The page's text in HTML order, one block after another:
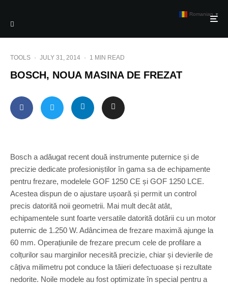
TOOLS · JULY 31, 2014 · 1 MIN READ
BOSCH, NOUA MASINA DE FREZAT
Bosch a adăugat recent două instrumente puternice și de
precizie dedicate profesioniștilor în gama sa de echipamente
pentru frezare, modelele GOF 1250 CE și GOF 1250 LCE.
Acestea dispun de o ajustare ușoară și permit un control
precis datorită noii geometrii. Mai mult decât atât,
echipamentele sunt foarte versatile datorită dotării cu un motor
puternic de 1.250 W. Adâncimea de frezare maximă ajunge la
60 mm. Operațiunile de frezare precum cele de profilare a
colțurilor sau marginilor necesită precizie, chiar și devierile de
câțiva milimetru pot conduce la tăieri defectuoase și rezultate
nedorite. Noile modele au fost optimizate în special pentru a
Romanian ▼